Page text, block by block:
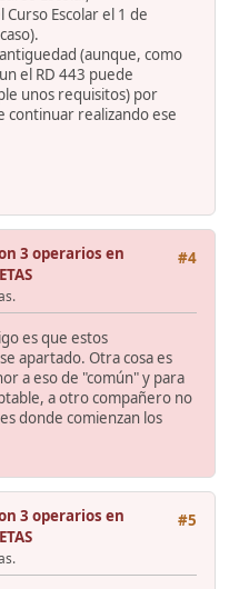
Escolar el 1 de
(aunque, como
el RD 443 puede
unos requisitos) por
realizando ese
#4
3 operarios en
es que estos
apartado. Otra cosa es
a eso de "común" y para
a otro compañero no
donde comienzan los
#5
3 operarios en